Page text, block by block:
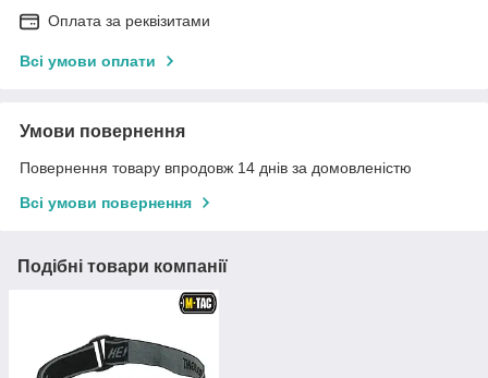
Оплата за реквізитами
Всі умови оплати
Умови повернення
Повернення товару впродовж 14 днів за домовленістю
Всі умови повернення
Подібні товари компанії